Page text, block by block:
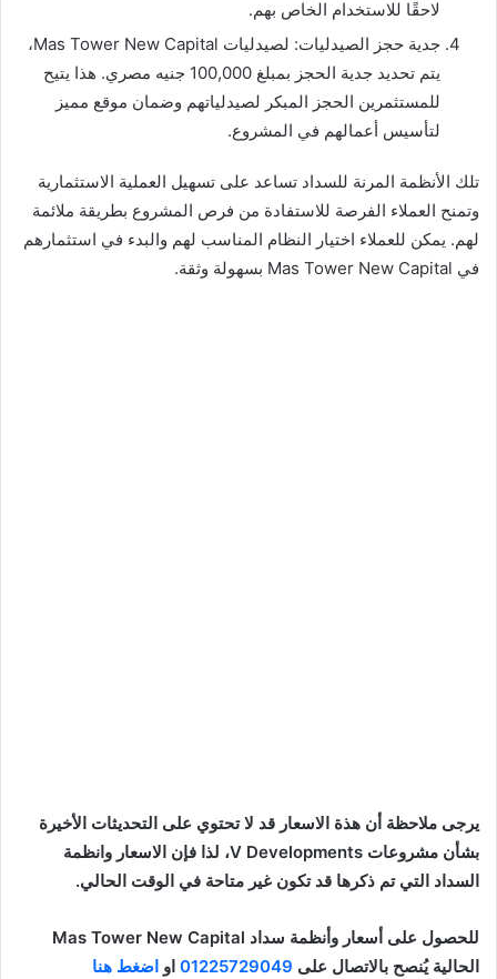
لاحقًا للاستخدام الخاص بهم.
جدية حجز الصيدليات: لصيدليات Mas Tower New Capital،
يتم تحديد جدية الحجز بمبلغ 100,000 جنيه مصري. هذا يتيح
للمستثمرين الحجز المبكر لصيدلياتهم وضمان موقع مميز
لتأسيس أعمالهم في المشروع.
تلك الأنظمة المرنة للسداد تساعد على تسهيل العملية الاستثمارية
وتمنح العملاء الفرصة للاستفادة من فرص المشروع بطريقة ملائمة
لهم. يمكن للعملاء اختيار النظام المناسب لهم والبدء في استثمارهم
في Mas Tower New Capital بسهولة وثقة.
يرجى ملاحظة أن هذة الاسعار قد لا تحتوي على التحديثات الأخيرة
بشأن مشروعات V Developments، لذا فإن الاسعار وانظمة
السداد التي تم ذكرها قد تكون غير متاحة في الوقت الحالي.
للحصول على أسعار وأنظمة سداد Mas Tower New Capital
الحالية يُنصح بالاتصال على 01225729049 او اضغط هنا